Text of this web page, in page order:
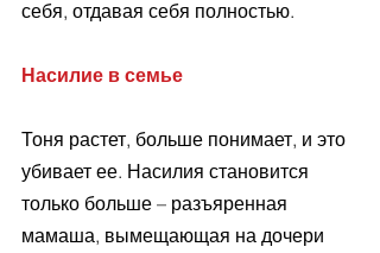
себя, отдавая себя полностью.
Насилие в семье
Тоня растет, больше понимает, и это
убивает ее. Насилия становится
только больше – разъяренная
мамаша, вымещающая на дочери